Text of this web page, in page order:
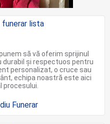
să vă oferim sprijinul
durabil și respectuos pentru
personalizat, o cruce sau
echipa noastră este aici
procesului.